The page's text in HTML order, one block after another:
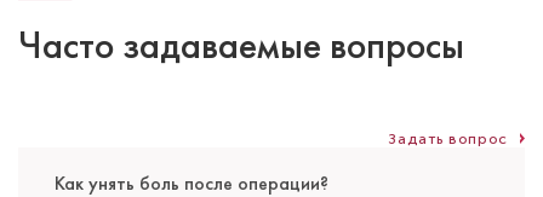
Часто задаваемые вопросы
Задать вопрос
Как унять боль после операции?